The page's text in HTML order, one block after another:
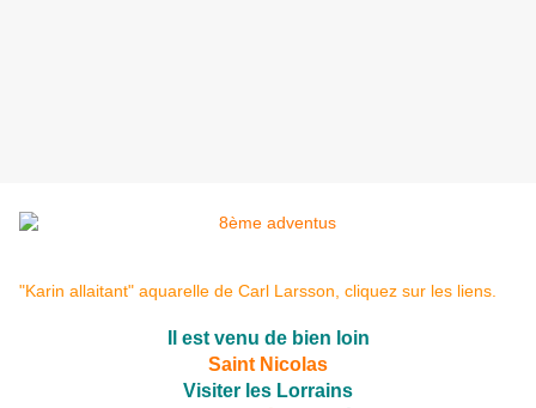
"Karin allaitant" aquarelle de Carl Larsson , cliquez sur les liens.
Il est venu de bien loin
Saint Nicolas
Visiter les Lorrains